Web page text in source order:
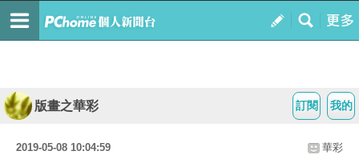
我的
訂閱
版畫之華彩
2019-05-08 10:04:59 華彩